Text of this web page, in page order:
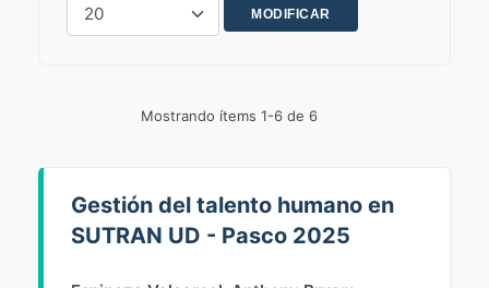
Mostrando ítems 1-6 de 6
Gestión del talento humano en
SUTRAN UD - Pasco 2025